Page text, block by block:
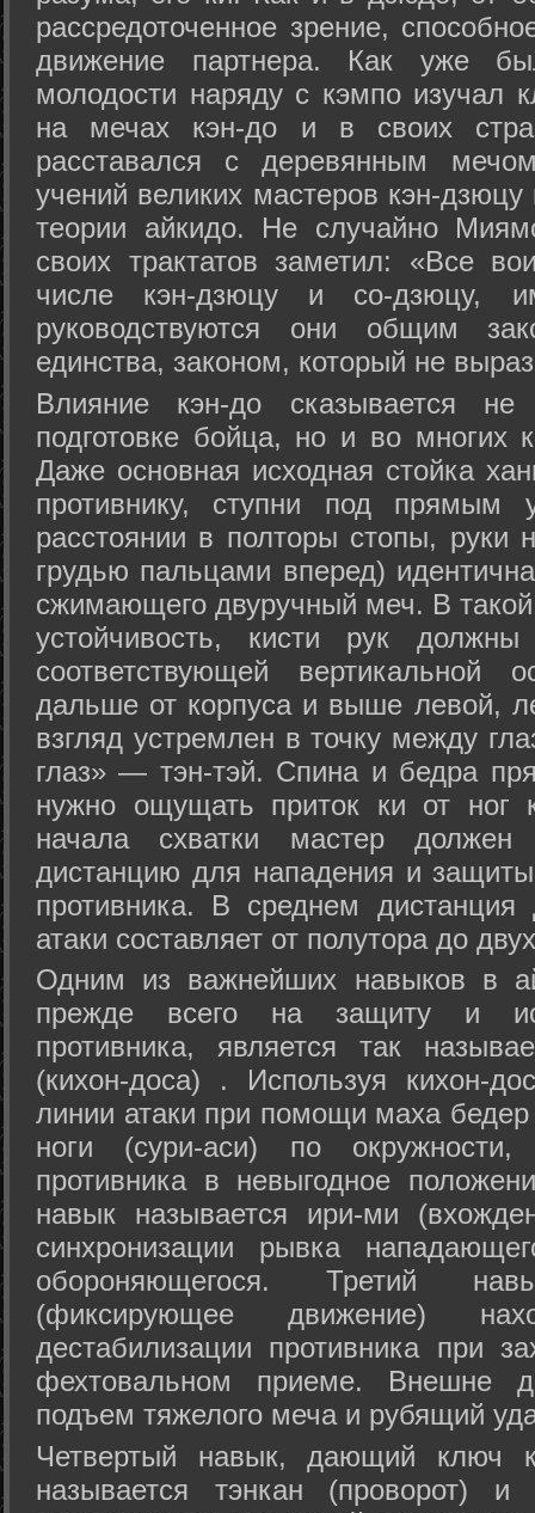
рассредоточенное зрение,
движение партнера. Как уже
молодости наряду с кэмпо изучал
на мечах кэн-до и в своих
расставался с деревянным
учений великих мастеров кэн-
теории айкидо. Не случайно
своих трактатов заметил: «Все
числе кэн-дзюцу и со-дзюцу,
руководствуются они общим
единства, законом, который не
Влияние кэн-до сказывается не
подготовке бойца, но и во многих
Даже основная исходная стойка
противнику, ступни под прямым
расстоянии в полторы стопы, руки
грудью пальцами вперед)
сжимающего двуручный меч. В
устойчивость, кисти рук
соответствующей
дальше от корпуса и выше левой,
взгляд устремлен в точку между
глаз» — тэн-тэй. Спина и бедра
нужно ощущать приток ки от
начала схватки мастер должен
дистанцию для нападения и
противника. В среднем
атаки составляет от полутора до
Одним из важнейших навыков в
прежде всего на защиту и
противника, является так
(кихон-доса) . Используя кихон-
линии атаки при помощи маха
ноги (сури-аси) по
противника в невыгодное
навык называется ири-ми
синхронизации рывка
обороняющегося. Третий
(фиксирующее движение)
дестабилизации противника при
фехтовальном приеме. Внешне
подъем тяжелого меча и рубящий
Четвертый навык, дающий ключ
называется тэнкан (проворот)